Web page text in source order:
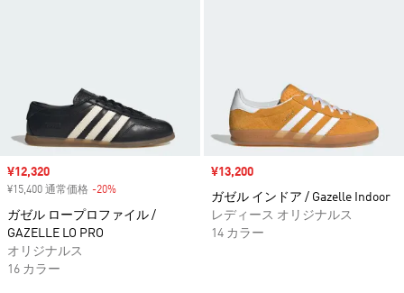
セール価格
¥12,320
¥15,400 通常価格 -20%
ガゼル ロープロファイル /
GAZELLE LO PRO
オリジナルス
16 カラー
セール価格
¥13,200
ガゼル インドア / Gazelle Indoor
レディース オリジナルス
14 カラー